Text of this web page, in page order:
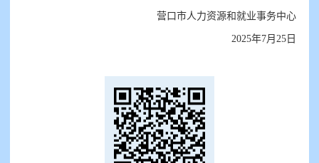
营口市人力资源和就业事务中心
2025年7月25日